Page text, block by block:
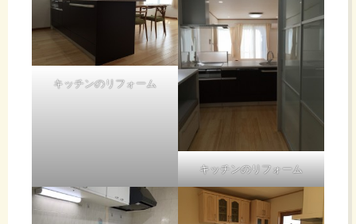
キッチンのリフォーム
キッチンのリフォーム